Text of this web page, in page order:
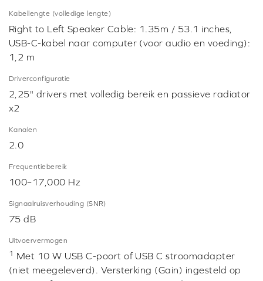
Kabellengte (volledige lengte)
Right to Left Speaker Cable: 1.35m / 53.1 inches,
USB-C-kabel naar computer (voor audio en voeding):
1,2 m
Driverconfiguratie
2,25" drivers met volledig bereik en passieve radiator
x2
Kanalen
2.0
Frequentiebereik
100–17,000 Hz
Signaalruisverhouding (SNR)
75 dB
Uitvoervermogen
1 Met 10 W USB C-poort of USB C stroomadapter
(niet meegeleverd). Versterking (Gain) ingesteld op